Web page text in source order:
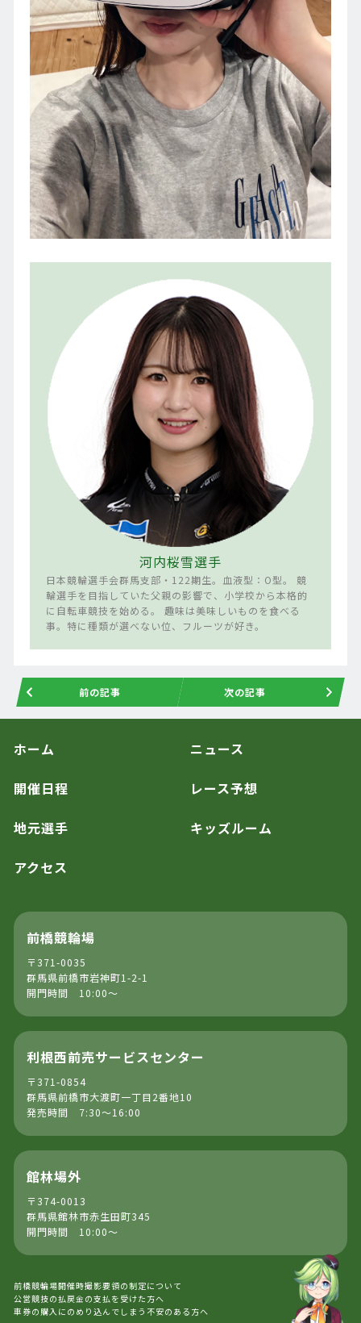
河内桜雪選手
日本競輪選手会群馬支部・122期生。血液型：O型。 競
輪選手を目指していた父親の影響で、小学校から本格的
に自転車競技を始める。 趣味は美味しいものを食べる
事。特に種類が選べない位、フルーツが好き。
前の記事 次の記事
ホーム ニュース
開催日程 レース予想
地元選手 キッズルーム
アクセス
前橋競輪場
〒371-0035
群馬県前橋市岩神町1-2-1
開門時間 10:00～
利根西前売サービスセンター
〒371-0854
群馬県前橋市大渡町一丁目2番地10
発売時間 7:30～16:00
館林場外
〒374-0013
群馬県館林市赤生田町345
開門時間 10:00～
前橋競輪場開催時撮影要領の制定について
公営競技の払戻金の支払を受けた方へ
車券の購入にのめり込んでしまう不安のある方へ